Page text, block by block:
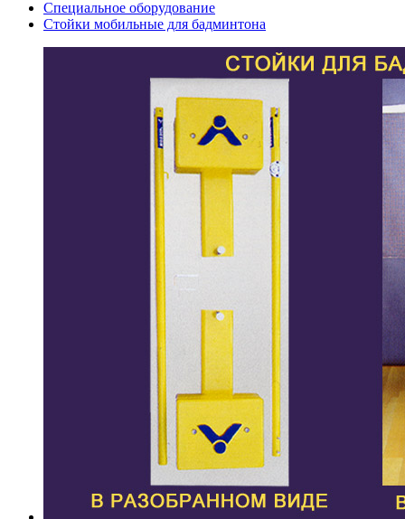
Специальное оборудование
Стойки мобильные для бадминтона